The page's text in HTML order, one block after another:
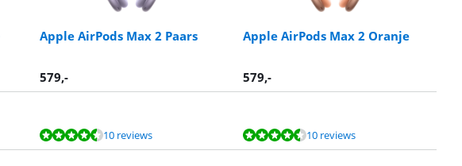
Apple AirPods Max 2 Paars Apple AirPods Max 2 Oranje
579,- 579,-
10 reviews 10 reviews